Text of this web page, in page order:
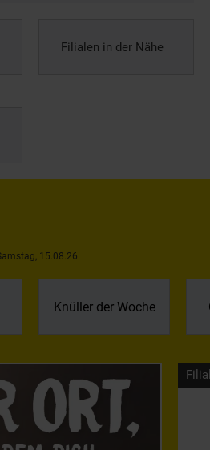
Filialen in der Nähe
15.08.26
Knüller der Woche